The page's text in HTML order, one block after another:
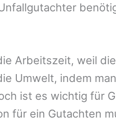
Arbeitszeit, weil
Umwelt, indem
ist es wichtig für
für ein Gutachten